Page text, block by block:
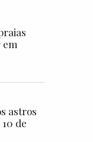
astros
de